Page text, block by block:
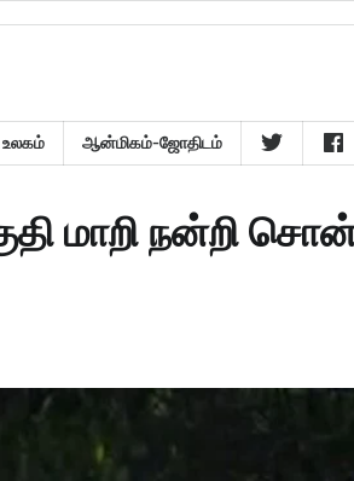
உலகம் ஆன்மிகம்-ஜோதிடம்
மாறி நன்றி